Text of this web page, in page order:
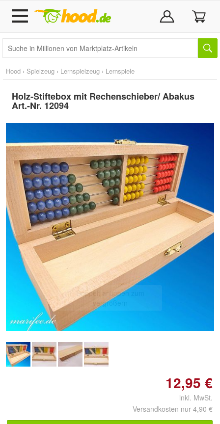
Hood › Spielzeug › Lernspielzeug › Lernspiele
Holz-Stiftebox mit Rechenschieber/ Abakus
Art.-Nr. 12094
Doppelt antippen zum
vergrößern
12,95 €
inkl. MwSt.
Versandkosten nur 4,90 €